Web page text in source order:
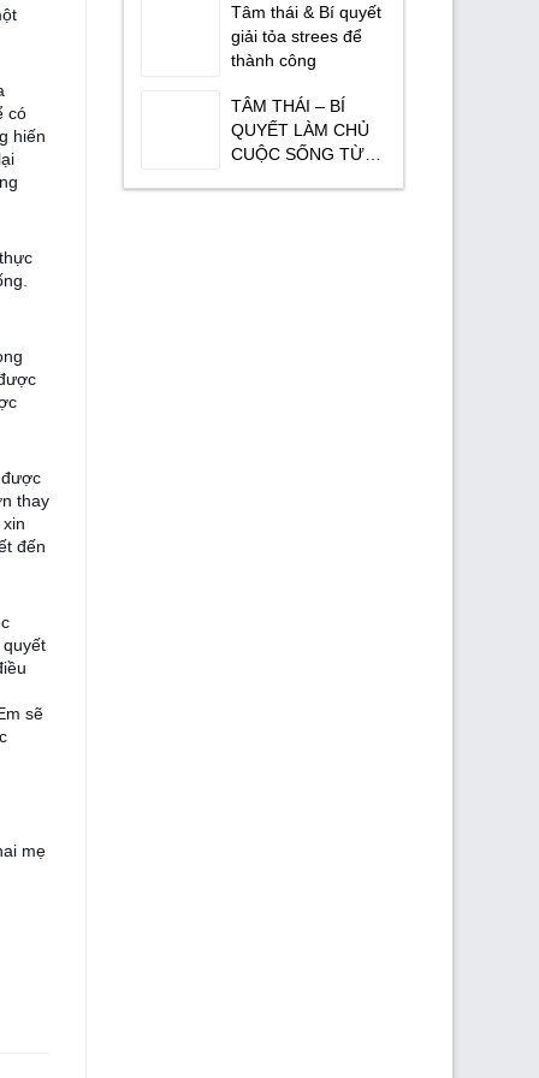
có
hiến
thay
đến
sẽ
mẹ
Tâm thái & Bí quyết
giải tỏa strees để
thành công
TÂM THÁI – BÍ
QUYẾT LÀM CHỦ
CUỘC SỐNG TỪ